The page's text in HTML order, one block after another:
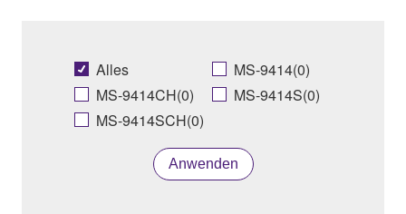
Alles
MS-9414(0)
MS-9414CH(0)
MS-9414S(0)
MS-9414SCH(0)
Anwenden